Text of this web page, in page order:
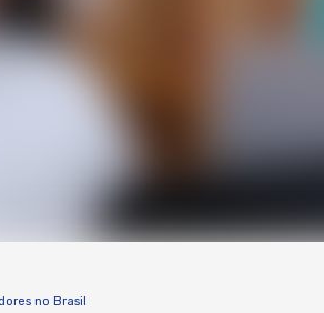
no Brasil